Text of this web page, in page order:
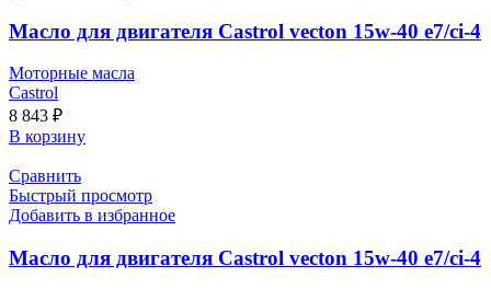
Масло для двигателя Castrol vecton 15w-40 e7/ci-4
Моторные масла
Castrol
8 843 ₽
В корзину
Сравнить
Быстрый просмотр
Добавить в избранное
Масло для двигателя Castrol vecton 15w-40 e7/ci-4